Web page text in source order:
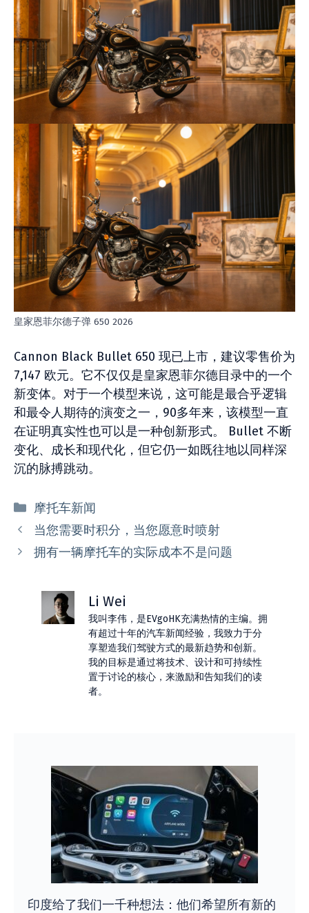
皇家恩菲尔德子弹 650 2026
Cannon Black Bullet 650 现已上市，建议零售价为
7,147 欧元。它不仅仅是皇家恩菲尔德目录中的一个
新变体。对于一个模型来说，这可能是最合乎逻辑
和最令人期待的演变之一，90多年来，该模型一直
在证明真实性也可以是一种创新形式。 Bullet 不断
变化、成长和现代化，但它仍一如既往地以同样深
沉的脉搏跳动。
分
类
摩托车新闻
当您需要时积分，当您愿意时喷射
拥有一辆摩托车的实际成本不是问题
Li Wei
我叫李伟，是EVgoHK充满热情的主编。拥
有超过十年的汽车新闻经验，我致力于分
享塑造我们驾驶方式的最新趋势和创新。
我的目标是通过将技术、设计和可持续性
置于讨论的核心，来激励和告知我们的读
者。
印度给了我们一千种想法：他们希望所有新的